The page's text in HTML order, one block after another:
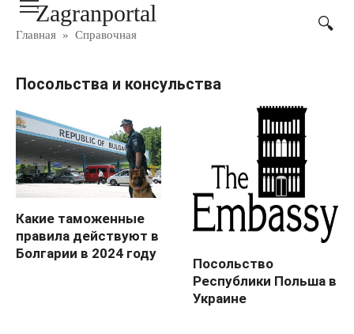
ПерейтиZagranportal
Главная » Справочная
Посольства и консульства
Какие таможенные
правила действуют в
Болгарии в 2024 году
Посольство
Республики Польша в
Украине